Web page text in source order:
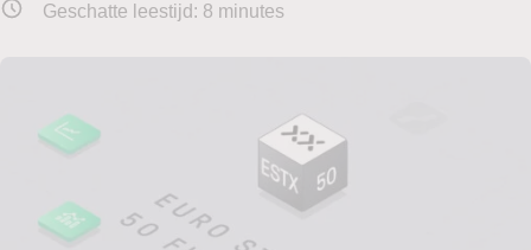
Geschatte leestijd: 8 minutes